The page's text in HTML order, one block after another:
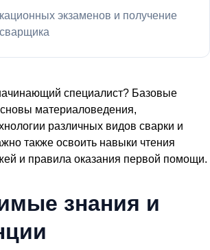
экзаменов и получение
специалист? Базовые
материаловедения,
различных видов сварки и
также освоить навыки чтения
и правила оказания первой помощи.
знания и